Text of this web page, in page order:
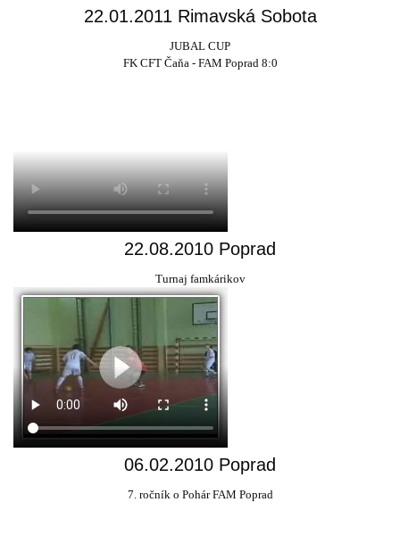
22.01.2011 Rimavská Sobota
JUBAL CUP
FK CFT Čaňa - FAM Poprad 8:0
22.08.2010 Poprad
Turnaj famkárikov
06.02.2010 Poprad
7. ročník o Pohár FAM Poprad